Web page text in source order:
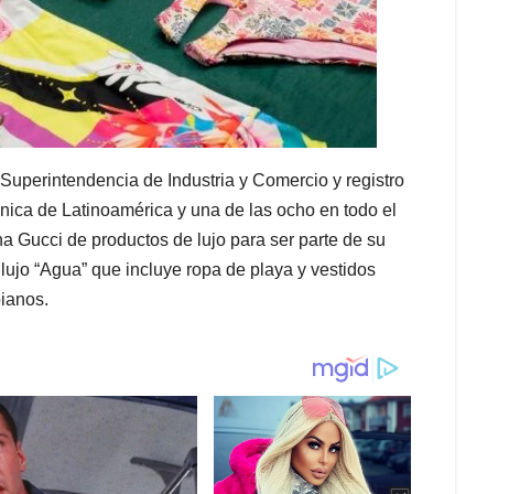
de Industria y Comercio y registro
de Latinoamérica y una de las ocho en todo el
Gucci de productos de lujo para ser parte de su
“Agua” que incluye ropa de playa y vestidos